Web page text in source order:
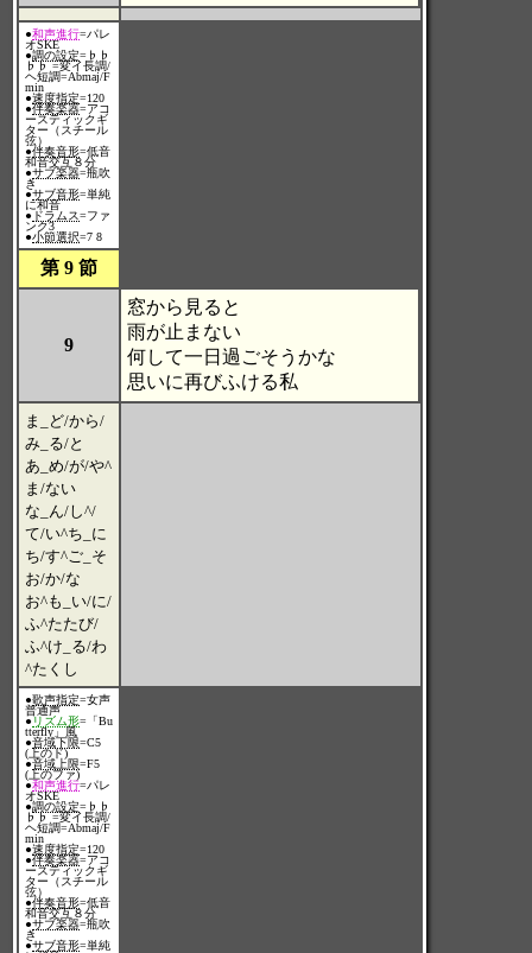
●和声進行=パレ
オSKE
●調の設定=♭♭
♭♭ =変イ長調/
ヘ短調=Abmaj/F
min
●速度指定=120
●伴奏楽器=アコ
ースティックギ
ター（スチール
弦）
●伴奏音形=低音
和音交互８分
●サブ楽器=瓶吹
き
●サブ音形=単純
に和音
● ドラムス=ファ
ンク3
●小節選択=7 8
第 9 節
9
窓から見ると
雨が止まない
何して一日過ごそうかな
思いに再びふける私
ま_ど/から/
み_る/と
あ_め/が/や^
ま/ない
な_ん/し^/
て/い^ち_に
ち/す^ご_そ
お/か/な
お^も_い/に/
ふ^たたび/
ふ^け_る/わ
^たくし
●歌声指定=女声
普通声
●リズム形=「Bu
tterfly」風
●音域下限=C5
(上のド)
●音域上限=F5
(上のファ)
●和声進行=パレ
オSKE
●調の設定=♭♭
♭♭ =変イ長調/
ヘ短調=Abmaj/F
min
●速度指定=120
●伴奏楽器=アコ
ースティックギ
ター（スチール
弦）
●伴奏音形=低音
和音交互８分
●サブ楽器=瓶吹
き
●サブ音形=単純